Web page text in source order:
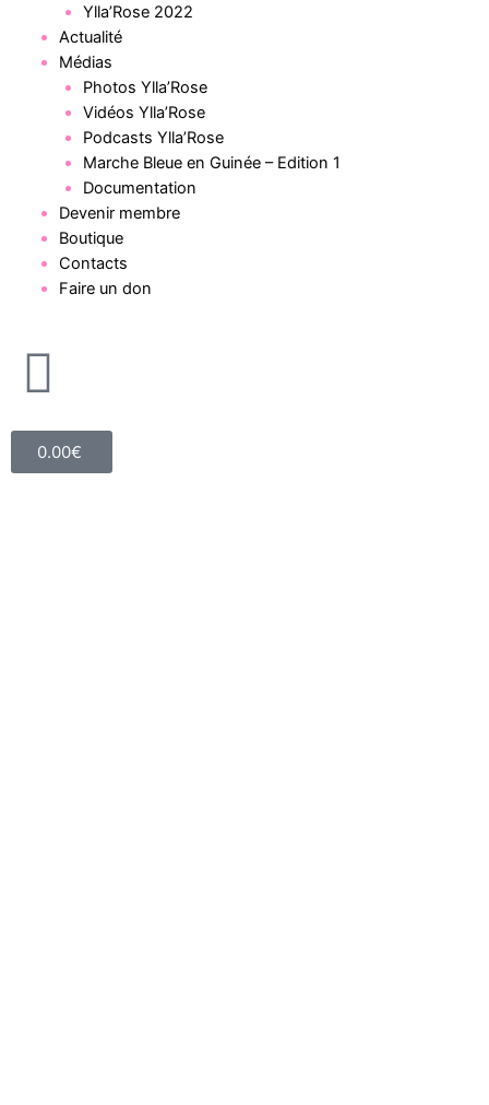
Ylla’Rose 2022
Actualité
Médias
Photos Ylla’Rose
Vidéos Ylla’Rose
Podcasts Ylla’Rose
Marche Bleue en Guinée – Edition 1
Documentation
Devenir membre
Boutique
Contacts
Faire un don
0.00€